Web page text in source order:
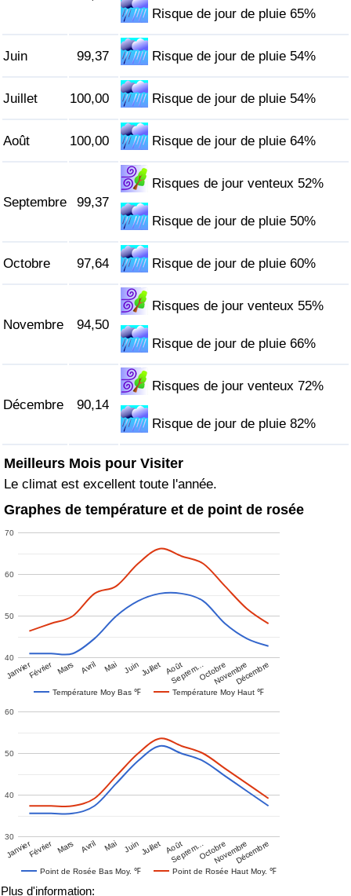
Risque de jour de pluie 65%
Juin 99,37 Risque de jour de pluie 54%
Juillet 100,00 Risque de jour de pluie 54%
Août 100,00 Risque de jour de pluie 64%
Septembre 99,37
Risques de jour venteux 52%
Risque de jour de pluie 50%
Octobre 97,64 Risque de jour de pluie 60%
Novembre 94,50
Risques de jour venteux 55%
Risque de jour de pluie 66%
Décembre 90,14
Risques de jour venteux 72%
Risque de jour de pluie 82%
Meilleurs Mois pour Visiter
Le climat est excellent toute l'année.
Graphes de température et de point de rosée
Température Moy Bas ℉ Température Moy Haut ℉
JanvierFévrier Mars Avril Mai Juin Juillet Août
Septem…OctobreNovembreDécembre
40
50
60
70
Point de Rosée Bas Moy. ℉ Point de Rosée Haut Moy. ℉
JanvierFévrier Mars Avril Mai Juin Juillet Août
Septem…OctobreNovembreDécembre
30
40
50
60
Plus d'information: